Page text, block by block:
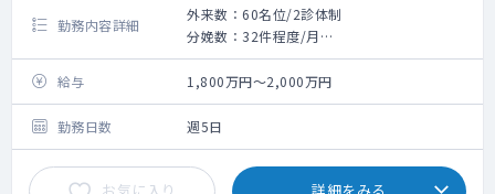
勤務内容詳細
外来数：60名位/2診体制
分娩数：32件程度/月
手術数：2～3件/月（婦人科症例）
給与
1,800万円～2,000万円
勤務日数 週5日